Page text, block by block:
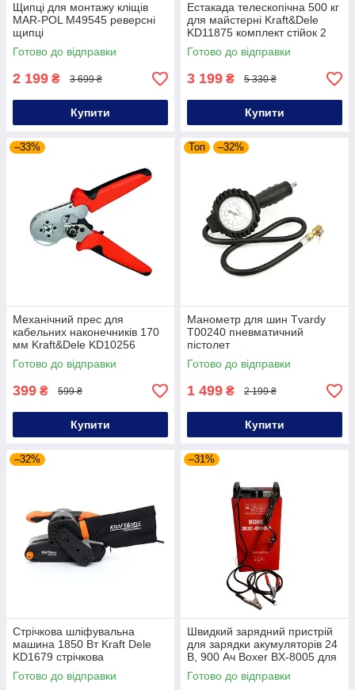
Щипці для монтажу кліщів
MAR-POL M49545 реверсні
щипці
Готово до відправки
2 199 ₴ 3 699 ₴
Купити
Естакада телескопічна 500 кг
для майстерні Kraft&Dele
KD11875 комплект стійок 2
шт
Готово до відправки
3 199 ₴ 5 330 ₴
Купити
–33%
Механічний прес для
кабельних наконечників 170
мм Kraft&Dele KD10256
обтискач наконечників
Готово до відправки
399 ₴ 599 ₴
Купити
Топ –32%
Манометр для шин Tvardy
T00240 пневматичний
пістолет
Готово до відправки
1 499 ₴ 2 199 ₴
Купити
–32%
Стрічкова шліфувальна
машина 1850 Вт Kraft Dele
KD1679 стрічкова
шліфмашина
Готово до відправки
–31%
Швидкий зарядний пристрій
для зарядки акумуляторів 24
В, 900 Ач Boxer BX-8005 для
авто
Готово до відправки